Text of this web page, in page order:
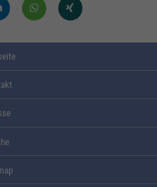
WhatsappXing